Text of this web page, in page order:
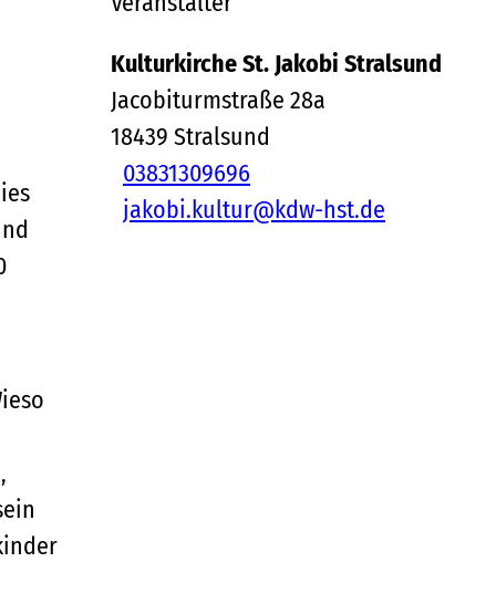
Kulturkirche St. Jakobi Stralsund
Jacobiturmstraße 28a
18439 Stralsund
03831309696
jakobi.kultur@kdw-hst.de